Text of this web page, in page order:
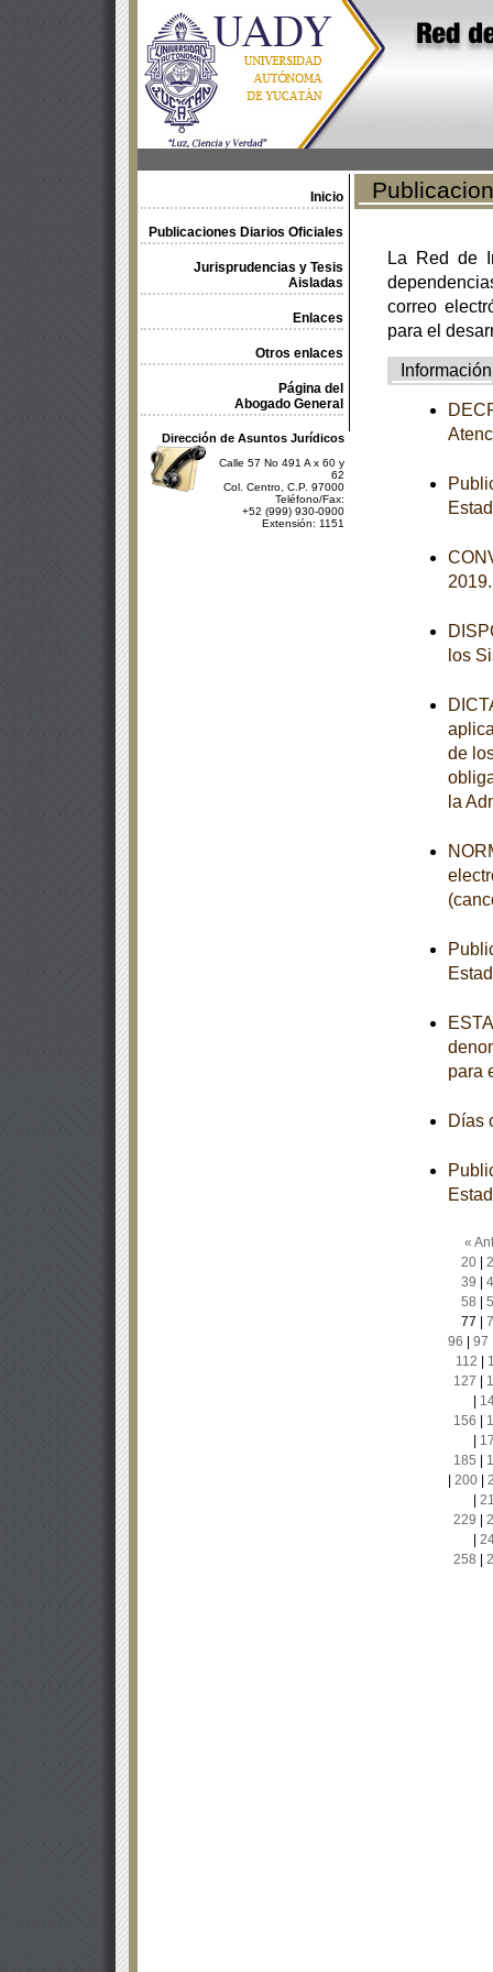
Inicio
Publicaciones Diarios Oficiales
Jurisprudencias y Tesis
Aisladas
Enlaces
Otros enlaces
Página del
Abogado General
Dirección de Asuntos Jurídicos
Calle 57 No 491 A x 60 y
62
Col. Centro, C.P. 97000
Teléfono/Fax:
+52 (999) 930-0900
Extensión: 1151
La Red de
correo
para el
Información
los
de
la
para
Días
«
20|
39
58
77
96
97
112
127
156
185
200|
229
258